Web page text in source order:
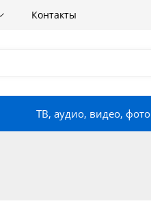
Контакты
ТВ, аудио, видео, фото